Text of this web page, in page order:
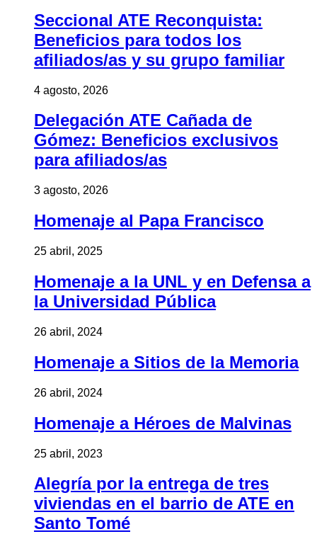
Seccional ATE Reconquista:
Beneficios para todos los
afiliados/as y su grupo familiar
4 agosto, 2026
Delegación ATE Cañada de
Gómez: Beneficios exclusivos
para afiliados/as
3 agosto, 2026
Homenaje al Papa Francisco
25 abril, 2025
Homenaje a la UNL y en Defensa a
la Universidad Pública
26 abril, 2024
Homenaje a Sitios de la Memoria
26 abril, 2024
Homenaje a Héroes de Malvinas
25 abril, 2023
Alegría por la entrega de tres
viviendas en el barrio de ATE en
Santo Tomé